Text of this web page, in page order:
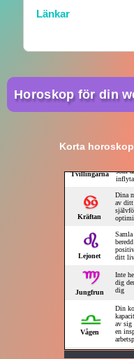
Länkar
Horoskop för din
Korta horoskop